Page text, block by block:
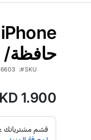
-
KD 1.900
SKU